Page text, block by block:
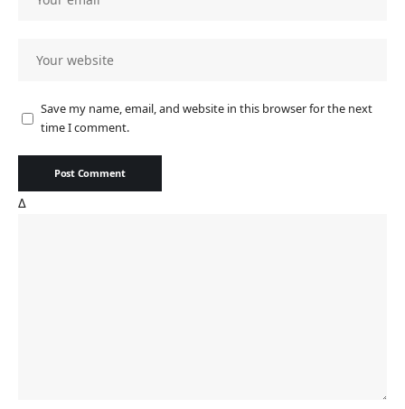
Save my name, email, and website in this browser for the next
time I comment.
Δ